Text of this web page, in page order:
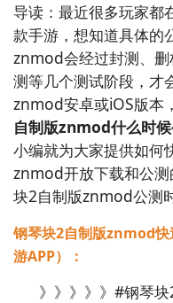
奏准确击打，支持多人
录大量华语流行歌曲，
怀与现代网络对战功能
一。
3. 《Cytus II》
这是一款科幻风格的电
克世界观为背景，结合
触摸、滑动等操作跟随
名与赛季积分系统。其
觉表现深受核心音游玩
社区互动属性。
导读：最近很多玩家
款手游，想知道具体的
znmod会经过封测、
测等几个测试阶段，才
znmod安卓或iOS版本
自制版znmod什么时
小编就为大家提供如何
znmod开放下载和公
块2自制版znmod公测
钢琴块2自制版znmod
游APP）：
》》》》》#钢琴